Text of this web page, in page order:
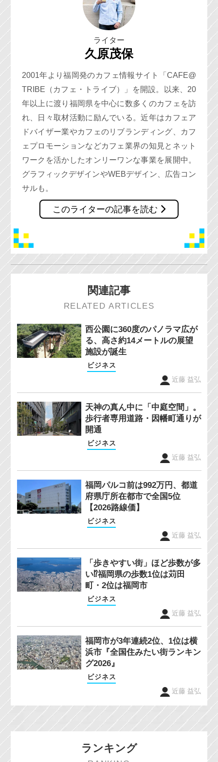
ライター
久原茂保
2001年より福岡発のカフェ情報サイト「CAFE@
TRIBE（カフェ・トライブ）」を開設。以来、20
年以上に渡り福岡県を中心に数多くのカフェを訪
れ、日々取材活動に励んでいる。近年はカフェア
ドバイザー業やカフェのリブランディング、カフ
ェプロモーションなどカフェ業界の知見とネット
ワークを活かしたオンリーワンな事業を展開中。
グラフィックデザインやWEBデザイン、広告コン
サルも。
このライターの記事を読む
関連記事
RELATED ARTICLES
西公園に360度のパノラマ広が
る、高さ約14メートルの展望
施設が誕生
ビジネス
近藤 益弘
天神の真ん中に「中庭空間」。
歩行者専用道路・因幡町通りが
開通
ビジネス
近藤 益弘
福岡パルコ前は992万円、都道
府県庁所在都市で全国5位
【2026路線価】
ビジネス
近藤 益弘
「歩きやすい街」ほど歩数が多
い⁉福岡県の歩数1位は苅田
町・2位は福岡市
ビジネス
近藤 益弘
福岡市が3年連続2位、1位は横
浜市『全国住みたい街ランキン
グ2026』
ビジネス
近藤 益弘
ランキング